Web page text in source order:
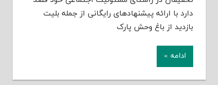
دارد با ارائه پیشنهادهای رایگانی از جمله بلیت
بازدید از باغ وحش پارک
ادامه »